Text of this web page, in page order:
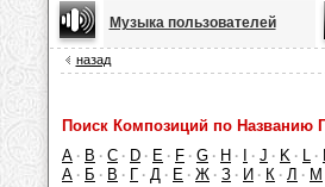
Музыка пользователей
назад
Поиск Композиций по Названию
A · B · C · D · E · F · G · H · · J · K · L ·
А · Б · В · Г · Д · Е · Ж · З · И · К · Л · М